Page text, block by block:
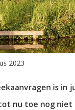
2023
is in
nu toe nog